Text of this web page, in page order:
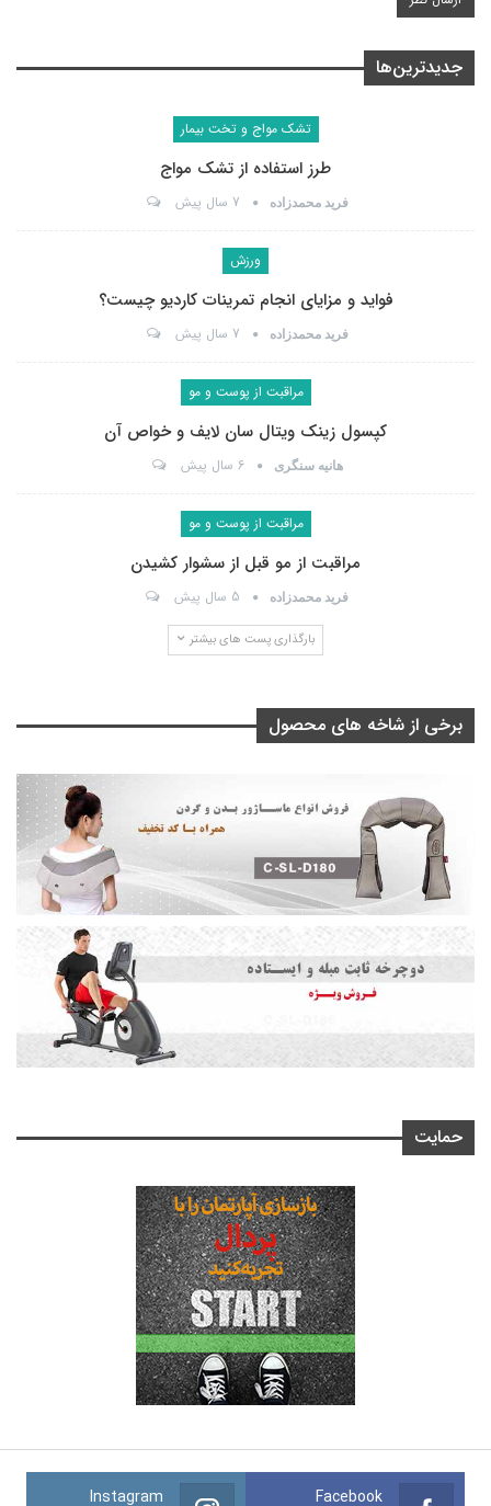
جدیدترین‌ها
تشک مواج و تخت بیمار
طرز استفاده از تشک مواج
فرید محمدزاده 7 سال پیش
ورزش
فواید و مزایای انجام تمرینات کاردیو چیست؟
فرید محمدزاده 7 سال پیش
مراقبت از پوست و مو
کپسول زینک ویتال سان لایف و خواص آن
هانیه سنگری 6 سال پیش
مراقبت از پوست و مو
مراقبت از مو قبل از سشوار کشیدن
فرید محمدزاده 5 سال پیش
بارگذاری پست های بیشتر
برخی از شاخه های محصول
حمایت
Facebook
Instagram